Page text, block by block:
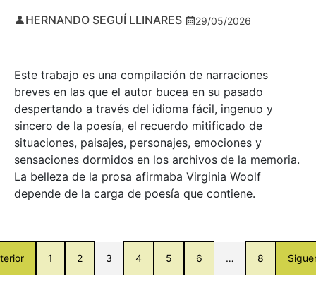
HERNANDO SEGUÍ LLINARES 29/05/2026
Este trabajo es una compilación de narraciones
breves en las que el autor bucea en su pasado
despertando a través del idioma fácil, ingenuo y
sincero de la poesía, el recuerdo mitificado de
situaciones, paisajes, personajes, emociones y
sensaciones dormidos en los archivos de la memoria.
La belleza de la prosa afirmaba Virginia Woolf
depende de la carga de poesía que contiene.
1 2 3 4 5 6 … 8